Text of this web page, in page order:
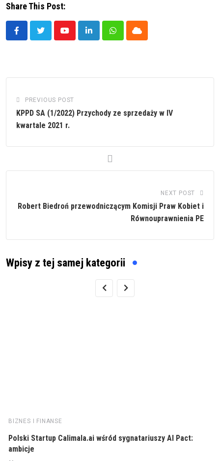
Share This Post:
YoutubeLinkedInWhatsappCloud
PREVIOUS POST
KPPD SA (1/2022) Przychody ze sprzedaży w IV
kwartale 2021 r.
NEXT POST
Robert Biedroń przewodniczącym Komisji Praw Kobiet i
Równouprawnienia PE
Wpisy z tej samej kategorii
BIZNES I FINANSE
Polski Startup Calimala.ai wśród sygnatariuszy AI Pact:
ambicje